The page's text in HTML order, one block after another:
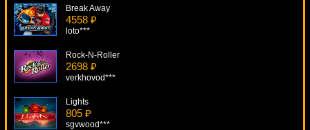
Break Away
4558 ₽
loto***
Rock-N-Roller
2698 ₽
verkhovod***
Lights
805 ₽
sgvwood***